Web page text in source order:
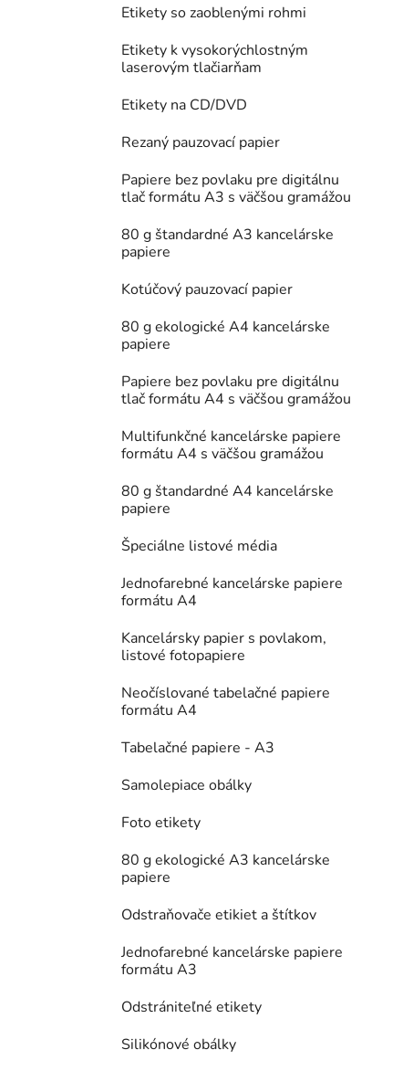
Etikety so zaoblenými rohmi
Etikety k vysokorýchlostným
laserovým tlačiarňam
Etikety na CD/DVD
Rezaný pauzovací papier
Papiere bez povlaku pre digitálnu
tlač formátu A3 s väčšou gramážou
80 g štandardné A3 kancelárske
papiere
Kotúčový pauzovací papier
80 g ekologické A4 kancelárske
papiere
Papiere bez povlaku pre digitálnu
tlač formátu A4 s väčšou gramážou
Multifunkčné kancelárske papiere
formátu A4 s väčšou gramážou
80 g štandardné A4 kancelárske
papiere
Špeciálne listové média
Jednofarebné kancelárske papiere
formátu A4
Kancelársky papier s povlakom,
listové fotopapiere
Neočíslované tabelačné papiere
formátu A4
Tabelačné papiere - A3
Samolepiace obálky
Foto etikety
80 g ekologické A3 kancelárske
papiere
Odstraňovače etikiet a štítkov
Jednofarebné kancelárske papiere
formátu A3
Odstrániteľné etikety
Silikónové obálky